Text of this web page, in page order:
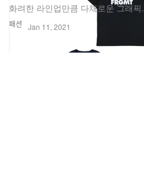
패션
화려한 라인업만큼 다채로운 그래픽.
Jan 11, 2021